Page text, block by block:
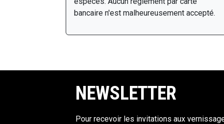
bancaire n'est malheureusement accepté.
NEWSLETTER
Pour recevoir les invitations aux